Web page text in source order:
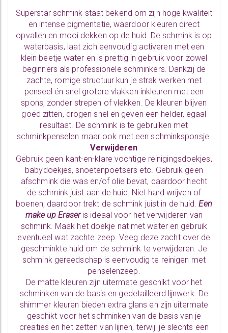
Superstar schmink staat bekend om zijn hoge kwaliteit
en intense pigmentatie, waardoor kleuren direct
opvallen en mooi dekken op de huid. De schmink is op
waterbasis, laat zich eenvoudig activeren met een
klein beetje water en is prettig in gebruik voor zowel
beginners als professionele schminkers. Dankzij de
zachte, romige structuur kun je strak werken met
penseel én snel grotere vlakken inkleuren met een
spons, zonder strepen of vlekken. De kleuren blijven
goed zitten, drogen snel en geven een helder, egaal
resultaat. De schmink is te gebruiken met
schminkpenselen maar ook met eenschminksponsje.
Verwijderen
Gebruik geen kant-en-klare vochtige reinigingsdoekjes,
babydoekjes, snoetenpoetsers etc. Gebruik geen
afschmink die was en/of olie bevat, daardoor hecht
de schmink juist aan de huid. Niet hard wrijven of
boenen, daardoor trekt de schmink juist in de huid.Een
make up Eraseris ideaal voor het verwijderen van
schmink. Maak het doekje nat met water en gebruik
eventueel wat zachte zeep. Veeg deze zacht over de
geschminkte huid om de schmink te verwijderen. Je
schmink gereedschap is eenvoudig te reinigen met
penselenzeep.
De matte kleuren zijn uitermate geschikt voor het
schminken van de basis en gedetailleerd lijnwerk. De
shimmer kleuren bieden extra glans en zijn uitermate
geschikt voor het schminken van de basis van je
creaties en het zetten van lijnen, terwijl je slechts een